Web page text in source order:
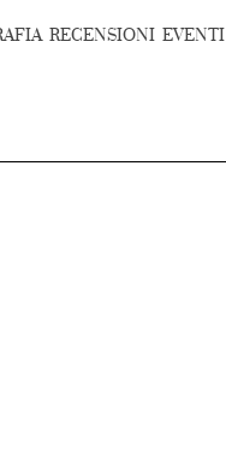
RECENSIONI EVENTI